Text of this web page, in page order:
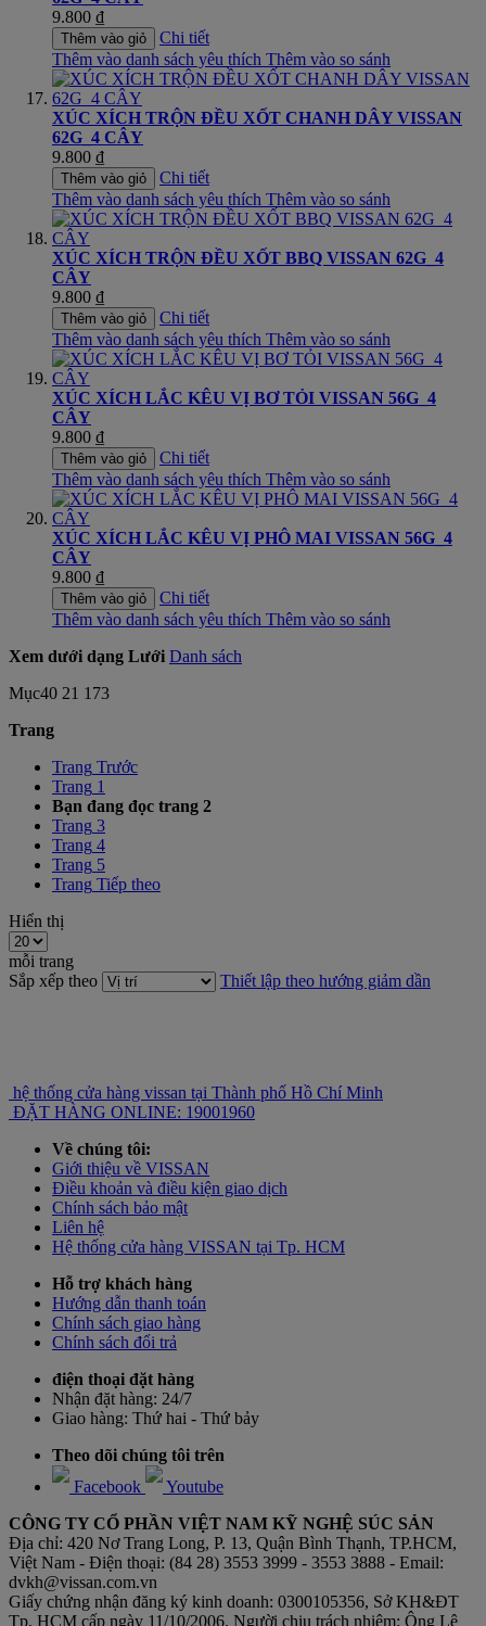
9.800 ₫
Thêm vào giỏ
Chi tiết
Thêm vào danh sách yêu thích Thêm vào so sánh
XÚC XÍCH TRỘN ĐỀU XỐT CHANH DÂY VISSAN
62G_4 CÂY
9.800 ₫
Thêm vào giỏ
Chi tiết
Thêm vào danh sách yêu thích Thêm vào so sánh
XÚC XÍCH TRỘN ĐỀU XỐT BBQ VISSAN 62G_4
CÂY
9.800 ₫
Thêm vào giỏ
Chi tiết
Thêm vào danh sách yêu thích Thêm vào so sánh
XÚC XÍCH LẮC KÊU VỊ BƠ TỎI VISSAN 56G_4
CÂY
9.800 ₫
Thêm vào giỏ
Chi tiết
Thêm vào danh sách yêu thích Thêm vào so sánh
XÚC XÍCH LẮC KÊU VỊ PHÔ MAI VISSAN 56G_4
CÂY
9.800 ₫
Thêm vào giỏ
Chi tiết
Thêm vào danh sách yêu thích Thêm vào so sánh
Xem dưới dạng Lưới Danh sách
Mục40 21 173
Trang
Trang Trước
Trang 1
Bạn đang đọc trang 2
Trang 3
Trang 4
Trang 5
Trang Tiếp theo
Hiển thị
mỗi trang
Sắp xếp theo
Thiết lập theo hướng giảm dần
hệ thống cửa hàng vissan tại Thành phố Hồ Chí Minh
ĐẶT HÀNG ONLINE: 19001960
Về chúng tôi:
Giới thiệu về VISSAN
Điều khoản và điều kiện giao dịch
Chính sách bảo mật
Liên hệ
Hệ thống cửa hàng VISSAN tại Tp. HCM
Hỗ trợ khách hàng
Hướng dẫn thanh toán
Chính sách giao hàng
Chính sách đổi trả
điện thoại đặt hàng
Nhận đặt hàng: 24/7
Giao hàng: Thứ hai - Thứ bảy
Theo dõi chúng tôi trên
Facebook
Youtube
CÔNG TY CỔ PHẦN VIỆT NAM KỸ NGHỆ SÚC SẢN
Địa chỉ: 420 Nơ Trang Long, P. 13, Quận Bình Thạnh, TP.HCM,
Việt Nam - Điện thoại: (84 28) 3553 3999 - 3553 3888 - Email:
dvkh@vissan.com.vn
Giấy chứng nhận đăng ký kinh doanh: 0300105356, Sở KH&ĐT
Tp. HCM cấp ngày 11/10/2006. Người chịu trách nhiệm: Ông Lê